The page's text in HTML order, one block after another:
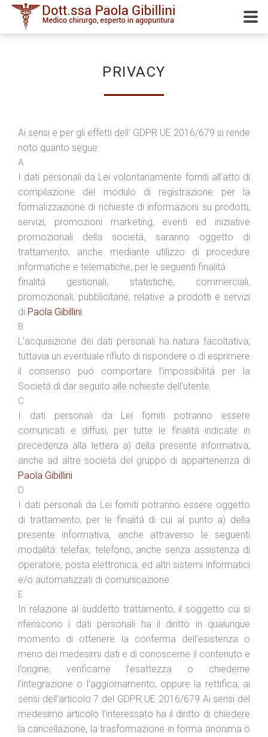
PRIVACY
Ai sensi e per gli effetti dell’ GDPR UE 2016/679 si rende
noto quanto segue:
A
I dati personali da Lei volontariamente forniti all’atto di
compilazione del modulo di registrazione per la
formalizzazione di richieste di informazioni su prodotti,
servizi, promozioni marketing, eventi ed iniziative
promozionali della societá, saranno oggetto di
trattamento, anche mediante utilizzo di procedure
informatiche e telematiche, per le seguenti finalitá:
finalitá gestionali, statistiche, commerciali,
promozionali, pubblicitarie, relative a prodotti e servizi
di Paola Gibillini
B
L’acquisizione dei dati personali ha natura facoltativa;
tuttavia un eventuale rifiuto di rispondere o di esprimere
il consenso puó comportare l’impossibilitá per la
Societá di dar seguito alle richieste dell’utente.
C
I dati personali da Lei forniti potranno essere
comunicati e diffusi, per tutte le finalitá indicate in
precedenza alla lettera a) della presente informativa,
anche ad altre societá del gruppo di appartenenza di
Paola Gibillini
D
I dati personali da Lei forniti potranno essere oggetto
di trattamento, per le finalitá di cui al punto a) della
presente informativa, anche attraverso le seguenti
modalitá: telefax, telefono, anche senza assistenza di
operatore, posta elettronica, ed altri sistemi informatici
e/o automatizzati di comunicazione.
E
In relazione al suddetto trattamento, il soggetto cui si
riferiscono i dati personali ha il diritto in qualunque
momento di ottenere la conferma dell’esistenza o
meno dei medesimi dati e di conoscerne il contenuto e
l’origine, verificarne l’esattezza o chiederne
l’integrazione o l’aggiornamento, oppure la rettifica, ai
sensi dell’articolo 7 del GDPR UE 2016/679 Ai sensi del
medesimo articolo l’interessato ha il diritto di chiedere
la cancellazione, la trasformazione in forma anonima o